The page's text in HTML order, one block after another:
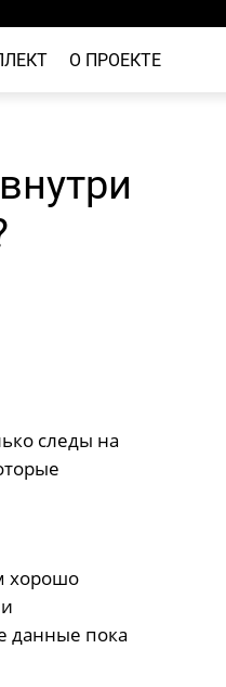
О ПРОЕКТЕ
следы на
хорошо
данные пока